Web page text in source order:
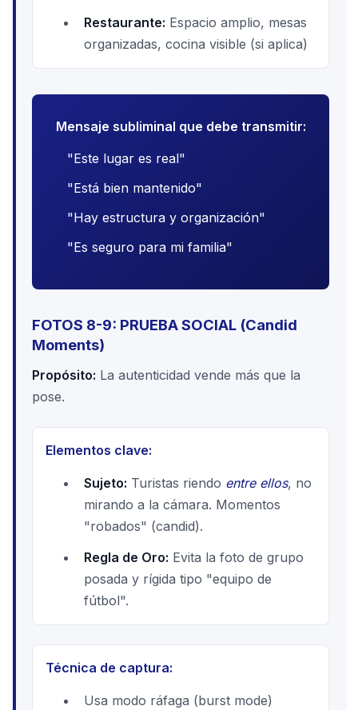
Restaurante: Espacio amplio, mesas
organizadas, cocina visible (si aplica)
Mensaje subliminal que debe transmitir:
"Este lugar es real"
"Está bien mantenido"
"Hay estructura y organización"
"Es seguro para mi familia"
FOTOS 8-9: PRUEBA SOCIAL (Candid
Moments)
Propósito: La autenticidad vende más que la
pose.
Elementos clave:
Sujeto: Turistas riendo entre ellos, no
mirando a la cámara. Momentos
"robados" (candid).
Regla de Oro: Evita la foto de grupo
posada y rígida tipo "equipo de
fútbol".
Técnica de captura:
Usa modo ráfaga (burst mode)